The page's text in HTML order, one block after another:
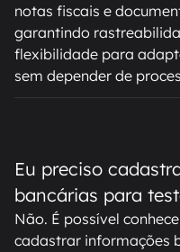
notas fiscais e
garantindo
flexibilidade para
sem depender de
Eu preciso
bancárias para
Não. É possível
cadastrar informações